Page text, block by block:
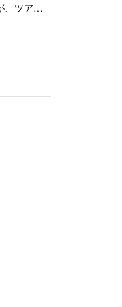
、ツアー